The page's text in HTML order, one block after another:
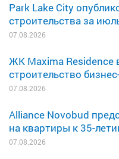
Park Lake City
строительства за
07.08.2026
ЖК Maxima Residence
строительство
07.08.2026
Alliance Novobud
на квартиры к 35-
07.08.2026